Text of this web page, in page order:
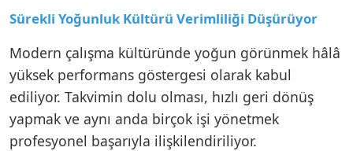
Sürekli Yoğunluk Kültürü Verimliliği Düşürüyor
Modern çalışma kültüründe yoğun görünmek hâlâ
yüksek performans göstergesi olarak kabul
ediliyor. Takvimin dolu olması, hızlı geri dönüş
yapmak ve aynı anda birçok işi yönetmek
profesyonel başarıyla ilişkilendiriliyor.